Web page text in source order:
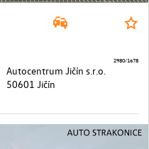
Autocentrum Jičín s.r.o.
50601 Jičín
2980/1678